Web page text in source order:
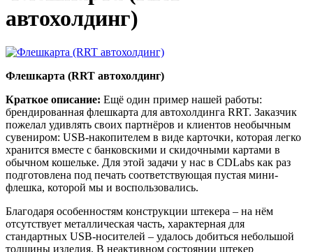
автохолдинг)
Флешкарта (RRT автохолдинг)
Краткое описание: Ещё один пример нашей работы:
брендированная флешкарта для автохолдинга RRT. Заказчик
пожелал удивлять своих партнёров и клиентов необычным
сувениром: USB-накопителем в виде карточки, которая легко
хранится вместе с банковскими и скидочными картами в
обычном кошельке. Для этой задачи у нас в CDLabs как раз
подготовлена под печать соответствующая пустая мини-
флешка, которой мы и воспользовались.
Благодаря особенностям конструкции штекера – на нём
отсутствует металлическая часть, характерная для
стандартных USB-носителей – удалось добиться небольшой
толщины изделия. В неактивном состоянии штекер